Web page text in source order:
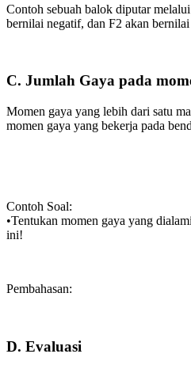
Contoh sebuah balok diputar
bernilai negatif, dan F2 akan
C. Jumlah Gaya pada
Momen gaya yang lebih dari satu
momen gaya yang bekerja pada
Contoh Soal:
•Tentukan momen gaya yang
ini!
Pembahasan:
D. Evaluasi